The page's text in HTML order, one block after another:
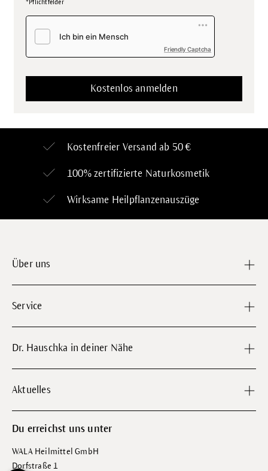
*Pflichtfelder
Friendly Captcha
Kostenfreier Versand ab 50 €
100% zertifizierte Naturkosmetik
Wirksame Heilpflanzenauszüge
Über uns
Service
Dr. Hauschka in deiner Nähe
Aktuelles
Du erreichst uns unter
WALA Heilmittel GmbH
Dorfstraße 1